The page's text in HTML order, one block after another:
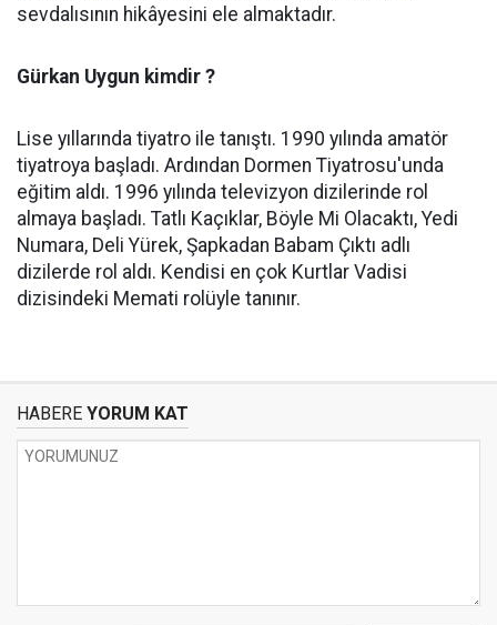
sevdalısının hikâyesini ele almaktadır.
Gürkan Uygun kimdir ?
Lise yıllarında tiyatro ile tanıştı. 1990 yılında amatör
tiyatroya başladı. Ardından Dormen Tiyatrosu'unda
eğitim aldı. 1996 yılında televizyon dizilerinde rol
almaya başladı. Tatlı Kaçıklar, Böyle Mi Olacaktı, Yedi
Numara, Deli Yürek, Şapkadan Babam Çıktı adlı
dizilerde rol aldı. Kendisi en çok Kurtlar Vadisi
dizisindeki Memati rolüyle tanınır.
HABERE YORUM KAT